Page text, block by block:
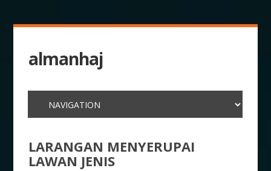
almanhaj
LARANGAN MENYERUPAI
LAWAN JENIS